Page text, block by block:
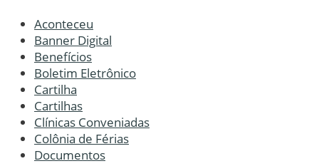
Aconteceu
Banner Digital
Benefícios
Boletim Eletrônico
Cartilha
Cartilhas
Clínicas Conveniadas
Colônia de Férias
Documentos